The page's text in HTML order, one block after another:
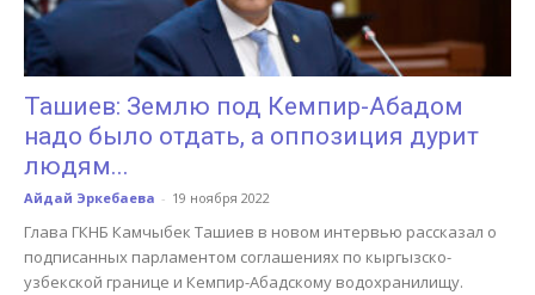
Ташиев: Землю под Кемпир-Абадом
надо было отдать, а оппозиция дурит
людям...
Айдай Эркебаева - 19 ноября 2022
Глава ГКНБ Камчыбек Ташиев в новом интервью рассказал о
подписанных парламентом соглашениях по кыргызско-
узбекской границе и Кемпир-Абадскому водохранилищу.